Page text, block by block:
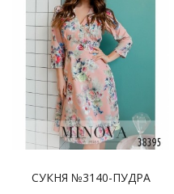
СУКНЯ №3140-ПУДРА